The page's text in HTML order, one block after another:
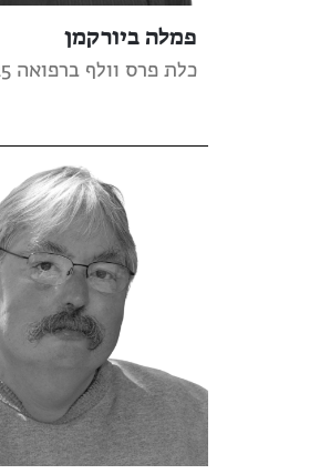
פמלה ביורקמן
כלת פרס וולף ברפואה 2025